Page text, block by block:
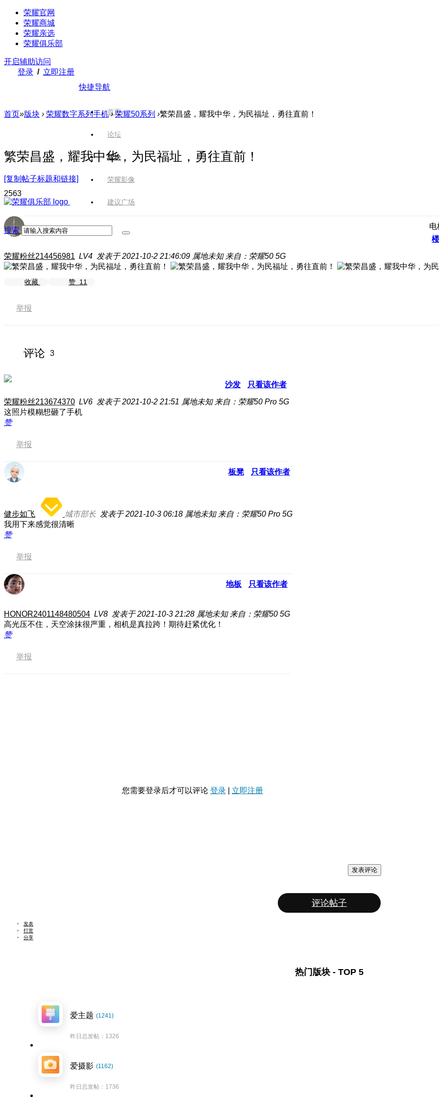
荣耀官网
荣耀商城
荣耀亲选
荣耀俱乐部
开启辅助访问
登录 / 立即注册
快捷导航
首页
论坛
版块
荣耀影像
建议广场
搜索
首页»版块 › 荣耀数字系列手机 › 荣耀50系列 ›繁荣昌盛，耀我中华，为民福址，勇往直前！
繁荣昌盛，耀我中华，为民福址，勇往直前！
[复制帖子标题和链接]
2563
电
荣耀粉丝214456981 LV4 发表于 2021-10-2 21:46:09 属地未知 来自：荣耀50 5G
收藏 赞 11
举报
评论 3
沙发 只看该作者
荣耀粉丝213674370 LV6 发表于 2021-10-2 21:51 属地未知 来自：荣耀50 Pro 5G
这照片模糊想砸了手机
赞
举报
板凳 只看该作者
健步如飞 城市部长 发表于 2021-10-3 06:18 属地未知 来自：荣耀50 Pro 5G
我用下来感觉很清晰
赞
举报
地板 只看该作者
HONOR2401148480504 LV8 发表于 2021-10-3 21:28 属地未知 来自：荣耀50 5G
高光压不住，天空涂抹很严重，相机是真拉跨！期待赶紧优化！
赞
举报
您需要登录后才可以评论 登录 立即注册
发表评论
评论帖子
发表
打赏
分享
热门版块 - TOP 5
爱主题 (1241)
昨日总发帖：1326
爱摄影 (1162)
昨日总发帖：1736